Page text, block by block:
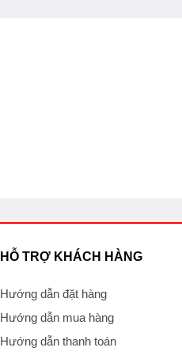
HỖ TRỢ KHÁCH HÀNG
Hướng dẫn đặt hàng
Hướng dẫn mua hàng
Hướng dẫn thanh toán